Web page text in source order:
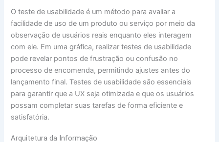
O teste de usabilidade é um método para avaliar a
facilidade de uso de um produto ou serviço por meio da
observação de usuários reais enquanto eles interagem
com ele. Em uma gráfica, realizar testes de usabilidade
pode revelar pontos de frustração ou confusão no
processo de encomenda, permitindo ajustes antes do
lançamento final. Testes de usabilidade são essenciais
para garantir que a UX seja otimizada e que os usuários
possam completar suas tarefas de forma eficiente e
satisfatória.
Arquitetura da Informação